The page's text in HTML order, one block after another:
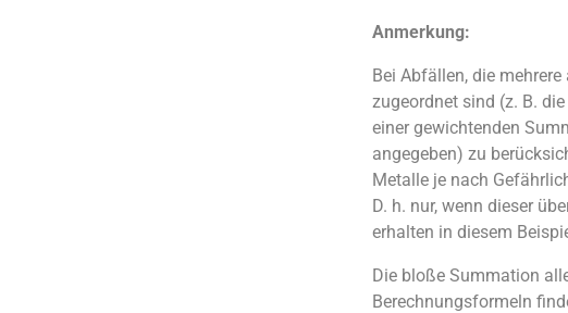
Anmerkung:
Bei Abfällen, die
zugeordnet sind (z. B.
einer gewichtenden
angegeben) zu
Metalle je nach
D. h. nur, wenn dieser
erhalten in diesem
Die bloße Summation
Berechnungsformeln